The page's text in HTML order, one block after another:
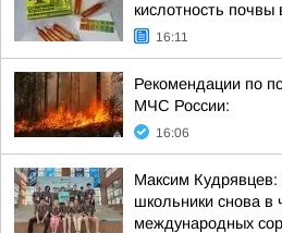
кислотность
16:11
Рекомендации по
МЧС России:
16:06
Максим Кудрявцев:
школьники снова в
международных